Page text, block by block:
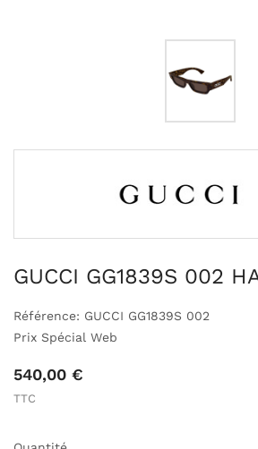
GUCCI GG1839S 002
Référence: GUCCI GG1839S 002
Prix Spécial Web
540,00 €
TTC